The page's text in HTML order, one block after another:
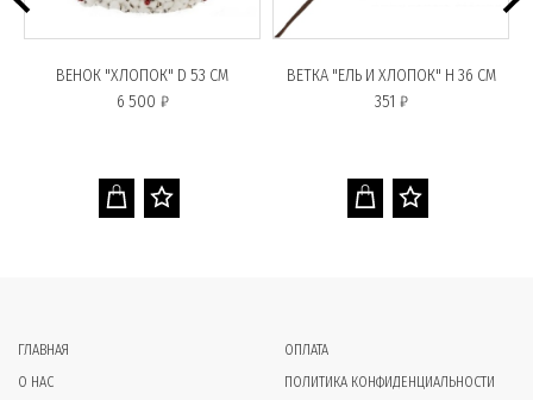
ВЕНОК "ХЛОПОК" D 53 СМ
6 500 ₽
ВЕТКА "ЕЛЬ И ХЛОПОК" Н 36 СМ
351 ₽
ГЛАВНАЯ
О НАС
ОПЛАТА
ПОЛИТИКА КОНФИДЕНЦИАЛЬНОСТИ